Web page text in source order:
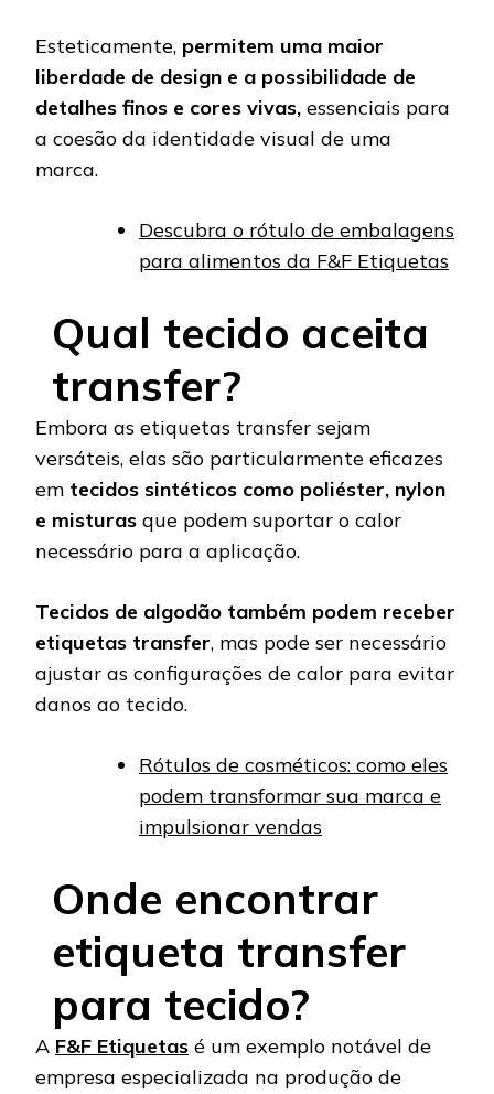
Esteticamente, permitem uma maior
liberdade de design e a possibilidade de
detalhes finos e cores vivas, essenciais para
a coesão da identidade visual de uma
marca.
Descubra o rótulo de embalagens
para alimentos da F&F Etiquetas
Qual tecido aceita
transfer?
Embora as etiquetas transfer sejam
versáteis, elas são particularmente eficazes
em tecidos sintéticos como poliéster, nylon
e misturas que podem suportar o calor
necessário para a aplicação.
Tecidos de algodão também podem receber
etiquetas transfer, mas pode ser necessário
ajustar as configurações de calor para evitar
danos ao tecido.
Rótulos de cosméticos: como eles
podem transformar sua marca e
impulsionar vendas
Onde encontrar
etiqueta transfer
para tecido?
A F&F Etiquetas é um exemplo notável de
empresa especializada na produção de